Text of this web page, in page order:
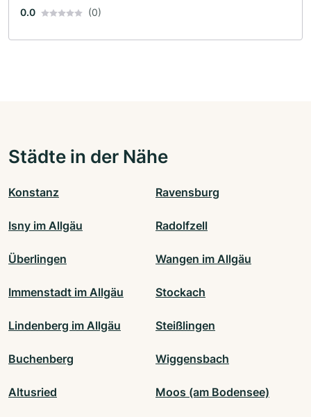
0.0 (0)
Städte in der Nähe
Konstanz Ravensburg
Isny im Allgäu Radolfzell
Überlingen Wangen im Allgäu
Immenstadt im Allgäu Stockach
Lindenberg im Allgäu Steißlingen
Buchenberg Wiggensbach
Altusried Moos (am Bodensee)